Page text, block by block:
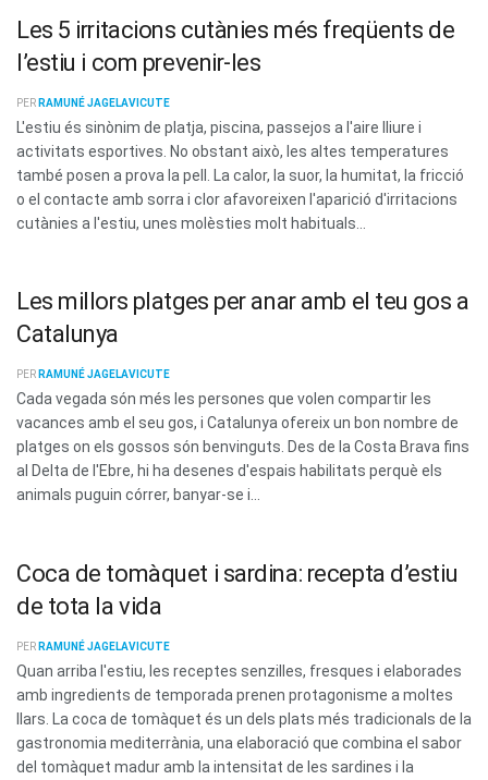
Les 5 irritacions cutànies més freqüents de
l’estiu i com prevenir-les
PER RAMUNÉ JAGELAVICUTE
L'estiu és sinònim de platja, piscina, passejos a l'aire lliure i
activitats esportives. No obstant això, les altes temperatures
també posen a prova la pell. La calor, la suor, la humitat, la fricció
o el contacte amb sorra i clor afavoreixen l'aparició d'irritacions
cutànies a l'estiu, unes molèsties molt habituals...
Les millors platges per anar amb el teu gos a
Catalunya
PER RAMUNÉ JAGELAVICUTE
Cada vegada són més les persones que volen compartir les
vacances amb el seu gos, i Catalunya ofereix un bon nombre de
platges on els gossos són benvinguts. Des de la Costa Brava fins
al Delta de l'Ebre, hi ha desenes d'espais habilitats perquè els
animals puguin córrer, banyar-se i...
Coca de tomàquet i sardina: recepta d’estiu
de tota la vida
PER RAMUNÉ JAGELAVICUTE
Quan arriba l'estiu, les receptes senzilles, fresques i elaborades
amb ingredients de temporada prenen protagonisme a moltes
llars. La coca de tomàquet és un dels plats més tradicionals de la
gastronomia mediterrània, una elaboració que combina el sabor
del tomàquet madur amb la intensitat de les sardines i la